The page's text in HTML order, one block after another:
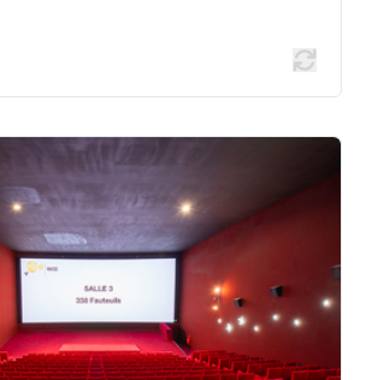
Pathé Vaise
43 rue des Docks - 69009 Lyon 9ème
06 38 84 18 15
location.pathe.fr/